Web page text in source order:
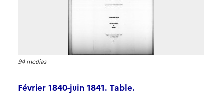
94 medias
Février 1840-juin 1841. Table.